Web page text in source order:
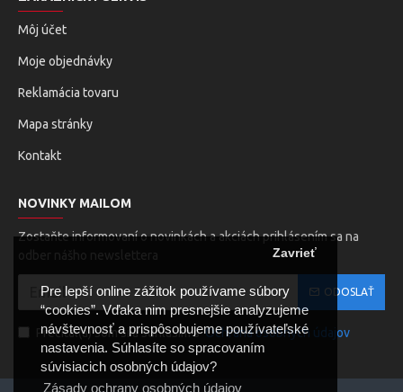
Pre lepší online zážitok používame súbory
“cookies”. Vďaka nim presnejšie analyzujeme
návštevnosť a prispôsobujeme používateľské
nastavenia. Súhlasíte so spracovaním
súvisiacich osobných údajov?
Zásady ochrany osobných údajov
Zavrieť
Môj účet
Moje objednávky
Reklamácia tovaru
Mapa stránky
Kontakt
NOVINKY MAILOM
Zostaňte informovaní o novinkách a akciách prihlásením sa na
ODOSLAŤ
Prečítal(a) som si a súhlasím sOchrana osobných údajov